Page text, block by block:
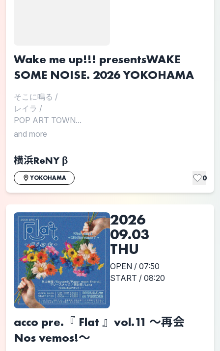
Wake me up!!! presentsWAKE
SOME NOISE. 2026 YOKOHAMA
そこに鳴る /
レイラ /
POP ART TOWN...
and more
横浜ReNY β
YOKOHAMA 0
2026
09.03
THU
OPEN / 07:50
START / 08:20
acco pre.『 Flat 』vol.11 〜再会
Nos vemos!〜